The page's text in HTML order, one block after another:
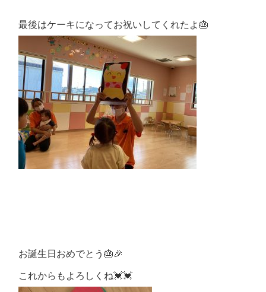
最後はケーキになってお祝いしてくれたよ🎂
お誕生日おめでとう🎂🎉
これからもよろしくね💓💓